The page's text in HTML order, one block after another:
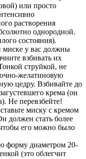
или просто
растворения
однородной.
состояния).
миске у вас должны
взбивать их
струйкой, не
желатиновую
цедру. Взбивайте до
крема (он
Не перевзбейте!
миску с кремом
должен стать более
его можно было
форму диаметром 20-
(это облегчит